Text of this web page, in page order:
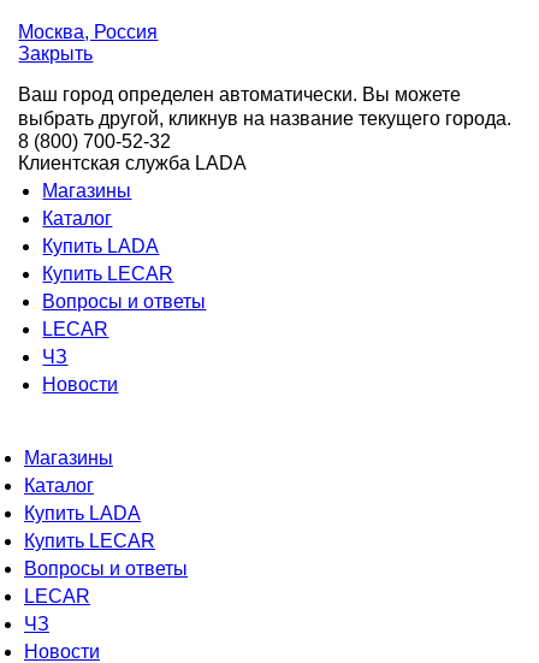
Москва, Россия
Закрыть
Ваш город определен автоматически. Вы можете
выбрать другой, кликнув на название текущего города.
8 (800) 700-52-32
Клиентская служба LADA
Магазины
Каталог
Купить LADA
Купить LECAR
Вопросы и ответы
LECAR
ЧЗ
Новости
Магазины
Каталог
Купить LADA
Купить LECAR
Вопросы и ответы
LECAR
ЧЗ
Новости